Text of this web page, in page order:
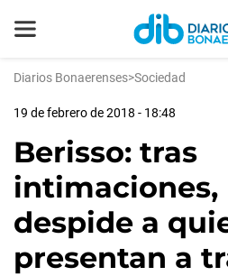
Diarios Bonaerenses>Sociedad
19 de febrero de 2018 - 18:48
Berisso: tras
intimaciones,
despide a
presentan a